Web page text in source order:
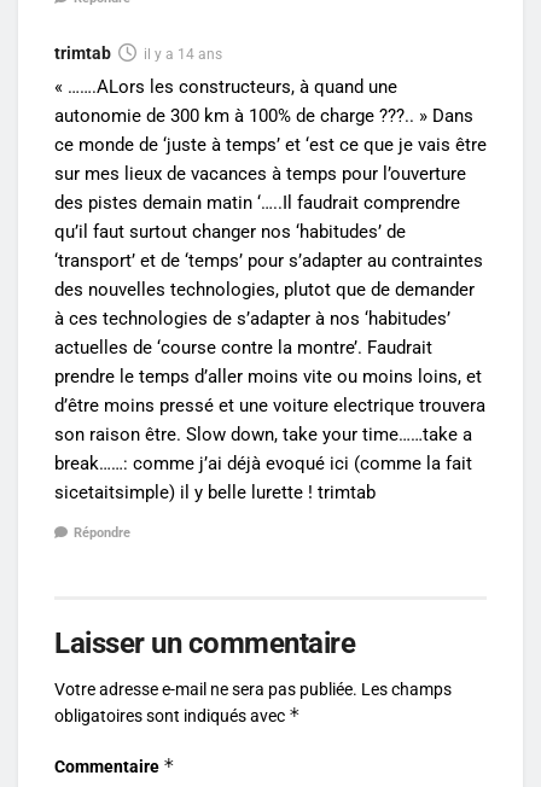
trimtab il y a 14 ans
« …….ALors les constructeurs, à quand une
autonomie de 300 km à 100% de charge ???.. » Dans
ce monde de ‘juste à temps’ et ‘est ce que je vais être
sur mes lieux de vacances à temps pour l’ouverture
des pistes demain matin ‘…..Il faudrait comprendre
qu’il faut surtout changer nos ‘habitudes’ de
‘transport’ et de ‘temps’ pour s’adapter au contraintes
des nouvelles technologies, plutot que de demander
à ces technologies de s’adapter à nos ‘habitudes’
actuelles de ‘course contre la montre’. Faudrait
prendre le temps d’aller moins vite ou moins loins, et
d’être moins pressé et une voiture electrique trouvera
son raison être. Slow down, take your time……take a
break……: comme j’ai déjà evoqué ici (comme la fait
sicetaitsimple) il y belle lurette ! trimtab
Répondre
Laisser un commentaire
Votre adresse e-mail ne sera pas publiée. Les champs
obligatoires sont indiqués avec *
Commentaire *